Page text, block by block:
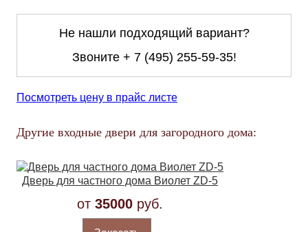
Не нашли подходящий вариант?
Звоните + 7 (495) 255-59-35!
Посмотреть цену в прайс листе
Другие входные двери для загородного дома:
Дверь для частного дома Виолет ZD-5
от 35000 руб.